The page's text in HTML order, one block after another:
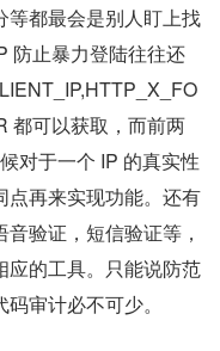
等都最会是别人盯上找
防止暴力登陆往往还
都可以获取，而前两
对于一个 IP 的真实性
点再来实现功能。还有
验证，短信验证等，
应的工具。只能说防范
审计必不可少。